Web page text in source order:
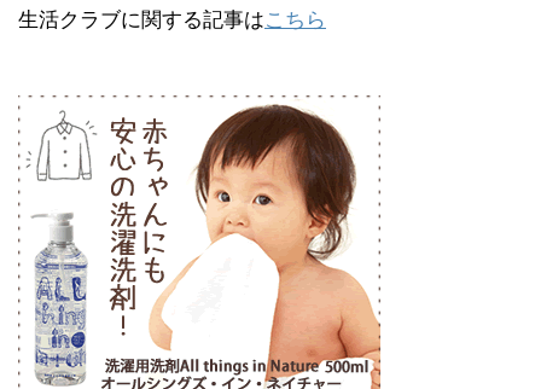
生活クラブに関する記事はこちら